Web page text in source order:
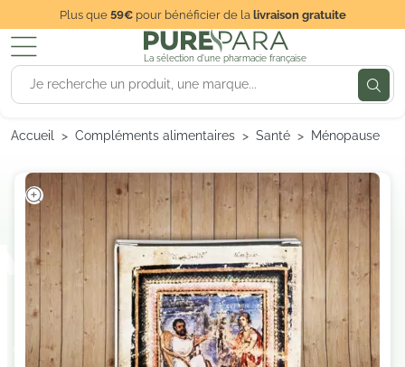
Plus que59€pour bénéficier de lalivraison gratuite
La sélection d'une pharmacie française
Accueil Compléments alimentaires Santé Ménopause